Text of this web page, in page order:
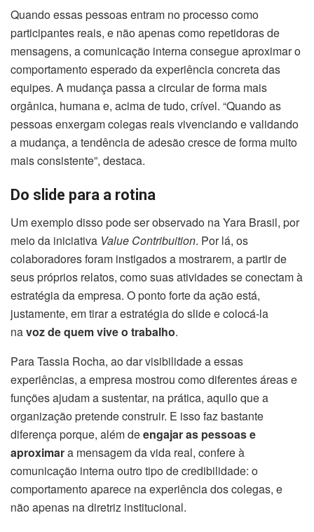
Quando essas pessoas entram no processo como
participantes reais, e não apenas como repetidoras de
mensagens, a comunicação interna consegue aproximar o
comportamento esperado da experiência concreta das
equipes. A mudança passa a circular de forma mais
orgânica, humana e, acima de tudo, crível. “Quando as
pessoas enxergam colegas reais vivenciando e validando
a mudança, a tendência de adesão cresce de forma muito
mais consistente”, destaca.
Do slide para a rotina
Um exemplo disso pode ser observado na Yara Brasil, por
meio da iniciativa Value Contribuition. Por lá, os
colaboradores foram instigados a mostrarem, a partir de
seus próprios relatos, como suas atividades se conectam à
estratégia da empresa. O ponto forte da ação está,
justamente, em tirar a estratégia do slide e colocá-la
navoz de quem vive o trabalho.
Para Tassia Rocha, ao dar visibilidade a essas
experiências, a empresa mostrou como diferentes áreas e
funções ajudam a sustentar, na prática, aquilo que a
organização pretende construir. E isso faz bastante
diferença porque, além deengajar as pessoas e
aproximara mensagem da vida real, confere à
comunicação interna outro tipo de credibilidade: o
comportamento aparece na experiência dos colegas, e
não apenas na diretriz institucional.